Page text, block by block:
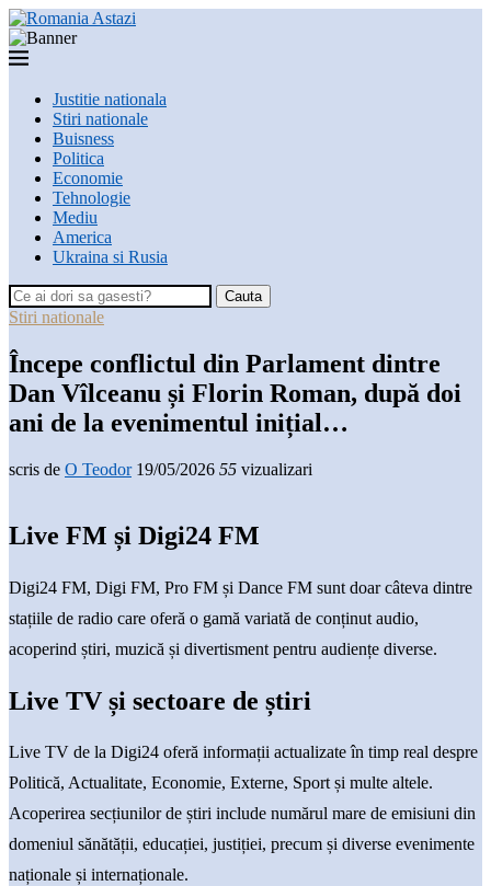
Justitie nationala
Stiri nationale
Buisness
Politica
Economie
Tehnologie
Mediu
America
Ukraina si Rusia
Cauta
Stiri nationale
Începe conflictul din Parlament dintre
Dan Vîlceanu și Florin Roman, după doi
ani de la evenimentul inițial…
scris de O Teodor 19/05/2026 55 vizualizari
Live FM și Digi24 FM
Digi24 FM, Digi FM, Pro FM și Dance FM sunt doar câteva dintre
stațiile de radio care oferă o gamă variată de conținut audio,
acoperind știri, muzică și divertisment pentru audiențe diverse.
Live TV și sectoare de știri
Live TV de la Digi24 oferă informații actualizate în timp real despre
Politică, Actualitate, Economie, Externe, Sport și multe altele.
Acoperirea secțiunilor de știri include numărul mare de emisiuni din
domeniul sănătății, educației, justiției, precum și diverse evenimente
naționale și internaționale.